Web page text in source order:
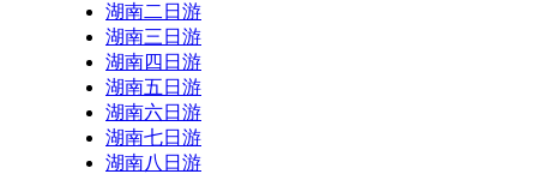
湖南二日游
湖南三日游
湖南四日游
湖南五日游
湖南六日游
湖南七日游
湖南八日游